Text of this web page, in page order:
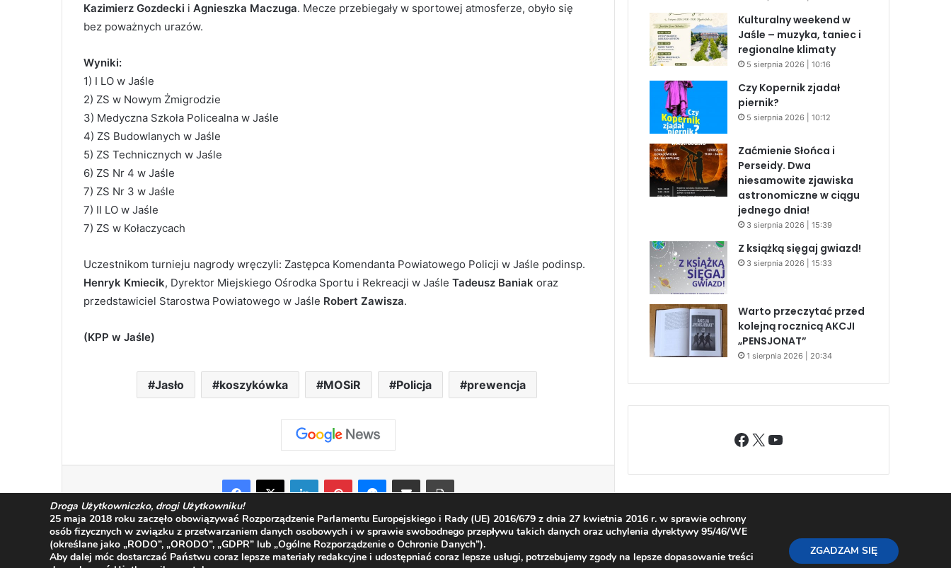
Kazimierz Gozdecki i Agnieszka Maczuga. Mecze przebiegały w sportowej atmosferze, obyło się
bez poważnych urazów.
Wyniki:
1) I LO w Jaśle
2) ZS w Nowym Żmigrodzie
3) Medyczna Szkoła Policealna w Jaśle
4) ZS Budowlanych w Jaśle
5) ZS Technicznych w Jaśle
6) ZS Nr 4 w Jaśle
7) ZS Nr 3 w Jaśle
7) II LO w Jaśle
7) ZS w Kołaczycach
Uczestnikom turnieju nagrody wręczyli: Zastępca Komendanta Powiatowego Policji w Jaśle podinsp.
Henryk Kmiecik, Dyrektor Miejskiego Ośrodka Sportu i Rekreacji w Jaśle Tadeusz Baniak oraz
przedstawiciel Starostwa Powiatowego w Jaśle Robert Zawisza.
(KPP w Jaśle)
Jasło koszykówka MOSiR Policja prewencja
Facebook
X LinkedInPinterestMessenger
Share via Email Print
Kulturalny weekend w
Jaśle – muzyka, taniec i
regionalne klimaty
5 sierpnia 2026 | 10:16
Czy Kopernik zjadał
piernik?
5 sierpnia 2026 | 10:12
Zaćmienie Słońca i
Perseidy. Dwa
niesamowite zjawiska
astronomiczne w ciągu
jednego dnia!
3 sierpnia 2026 | 15:39
Z książką sięgaj gwiazd!
3 sierpnia 2026 | 15:33
Warto przeczytać przed
kolejną rocznicą AKCJI
„PENSJONAT”
1 sierpnia 2026 | 20:34
Facebook
X YouTube
Droga Użytkowniczko, drogi Użytkowniku!
25 maja 2018 roku zaczęło obowiązywać Rozporządzenie Parlamentu Europejskiego i Rady (UE) 2016/679 z dnia 27 kwietnia 2016 r. w sprawie ochrony
osób fizycznych w związku z przetwarzaniem danych osobowych i w sprawie swobodnego przepływu takich danych oraz uchylenia dyrektywy 95/46/WE
(określane jako „RODO”, „ORODO”, „GDPR” lub „Ogólne Rozporządzenie o Ochronie Danych”).
Aby dalej móc dostarczać Państwu coraz lepsze materiały redakcyjne i udostępniać coraz lepsze usługi, potrzebujemy zgody na lepsze dopasowanie treści
ZGADZAM SIĘ